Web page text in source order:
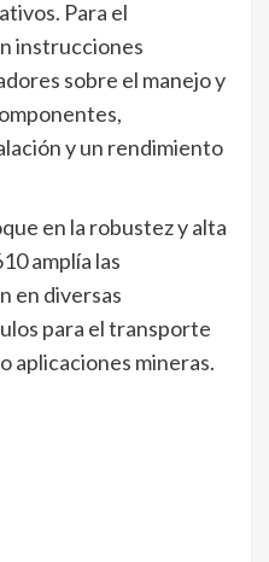
Para el
instrucciones
sobre el manejo y
y un rendimiento
en la robustez y alta
amplía las
en diversas
para el transporte
aplicaciones mineras.